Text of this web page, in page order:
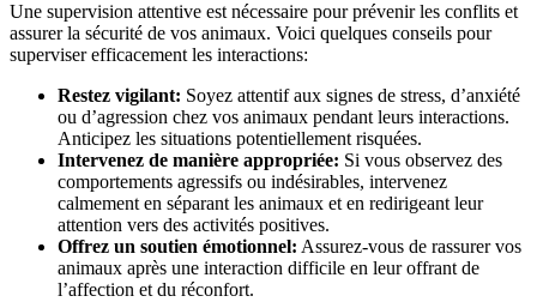
Une supervision attentive est nécessaire pour prévenir les conflits et
assurer la sécurité de vos animaux. Voici quelques conseils pour
superviser efficacement les interactions:
Restez vigilant: Soyez attentif aux signes de stress, d’anxiété
ou d’agression chez vos animaux pendant leurs interactions.
Anticipez les situations potentiellement risquées.
Intervenez de manière appropriée: Si vous observez des
comportements agressifs ou indésirables, intervenez
calmement en séparant les animaux et en redirigeant leur
attention vers des activités positives.
Offrez un soutien émotionnel: Assurez-vous de rassurer vos
animaux après une interaction difficile en leur offrant de
l’affection et du réconfort.